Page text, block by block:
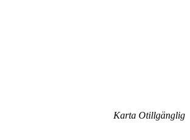
Karta Otillgänglig